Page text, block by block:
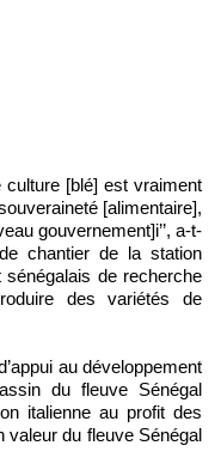
[alimentaire],
gouvernement]i’’, a-t-
chantier de la station
sénégalais de recherche
des variétés de
au développement
du fleuve Sénégal
italienne au profit des
valeur du fleuve Sénégal